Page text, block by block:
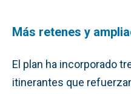
Más retenes y
El plan ha incorporado
itinerantes que